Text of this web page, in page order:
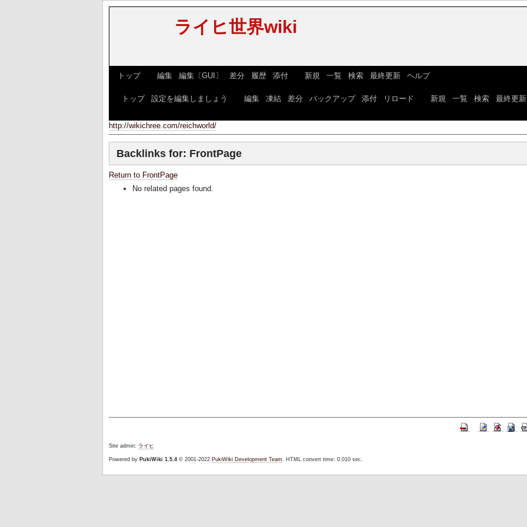
ライヒ世界wiki
トップ] [ 編集| 編集〔GUI〕 差分 履歴| 添付] [ 新規 一覧 検索| 最終更新| ヘルプ]
トップ| 設定を編集しましょう 編集| 凍結| 差分 バックアップ| 添付| リロード 新規 一覧 検索| 最終更新
http://wikichree.com/reichworld/
Backlinks for: FrontPage
Return to FrontPage
No related pages found.
Site admin: ライヒ
Powered by PukiWiki 1.5.4© 2001-2022 PukiWiki Development Team. HTML convert time: 0.010 sec.